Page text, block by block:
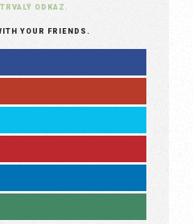
TRVALÝ ODKAZ
YOUR FRIENDS.